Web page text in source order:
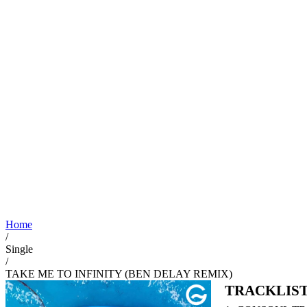
Home
/
Single
/
TAKE ME TO INFINITY (BEN DELAY REMIX)